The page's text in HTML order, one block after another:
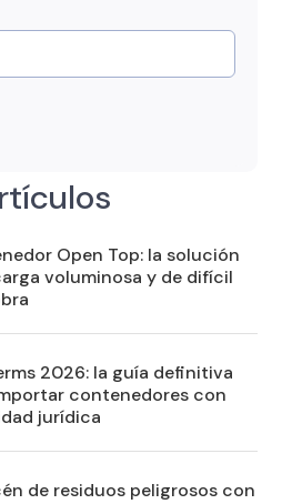
Open Top: la solución
voluminosa y de difícil
2026: la guía definitiva
contenedores con
jurídica
de residuos peligrosos con